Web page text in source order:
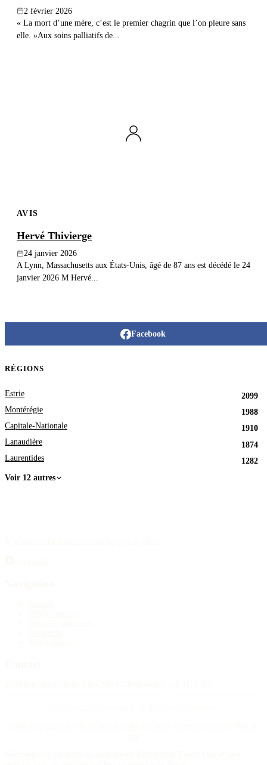
2 février 2026
« La mort d’une mère, c’est le premier chagrin que l’on pleure sans
elle. »Aux soins palliatifs de...
AVIS
Hervé Thivierge
24 janvier 2026
A Lynn, Massachusetts aux États-Unis, âgé de 87 ans est décédé le 24
janvier 2026 M Hervé...
Facebook
RÉGIONS
Estrie
2099
Montérégie
1988
Capitale-Nationale
1910
Lanaudière
1874
Laurentides
1282
Voir 12 autres